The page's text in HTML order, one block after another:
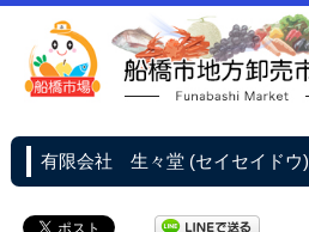
有限会社 生々堂 (セイセイドウ)